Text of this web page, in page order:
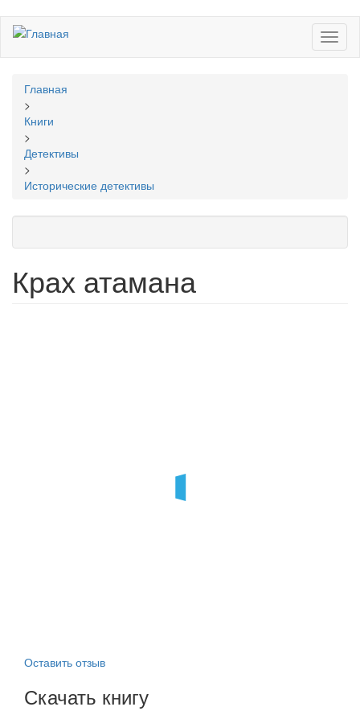
Перейти
основному
Вы
здесь
Главная
>
Книги
>
Детективы
>
Исторические детективы
Крах атамана
Оставить отзыв
Скачать книгу